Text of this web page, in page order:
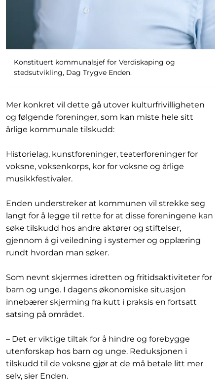
Konstituert kommunalsjef for Verdiskaping og
stedsutvikling, Dag Trygve Enden.
Mer konkret vil dette gå utover kulturfrivilligheten
og følgende foreninger, som kan miste hele sitt
årlige kommunale tilskudd:
Historielag, kunstforeninger, teaterforeninger for
voksne, voksenkorps, kor for voksne og årlige
musikkfestivaler.
Enden understreker at kommunen vil strekke seg
langt for å legge til rette for at disse foreningene kan
søke tilskudd hos andre aktører og stiftelser,
gjennom å gi veiledning i systemer og opplæring
rundt hvordan man søker.
Som nevnt skjermes idretten og fritidsaktiviteter for
barn og unge. I dagens økonomiske situasjon
innebærer skjerming fra kutt i praksis en fortsatt
satsing på området.
– Det er viktige tiltak for å hindre og forebygge
utenforskap hos barn og unge. Reduksjonen i
tilskudd til de voksne gjør at de må betale litt mer
selv, sier Enden.